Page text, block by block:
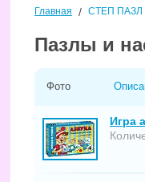
Главная / СТЕП ПАЗЛ
Пазлы и
Фото
Игра